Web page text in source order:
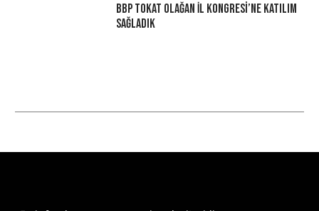
BBP Tokat Olağan İl Kongresi’ne Katılım
Sağladık